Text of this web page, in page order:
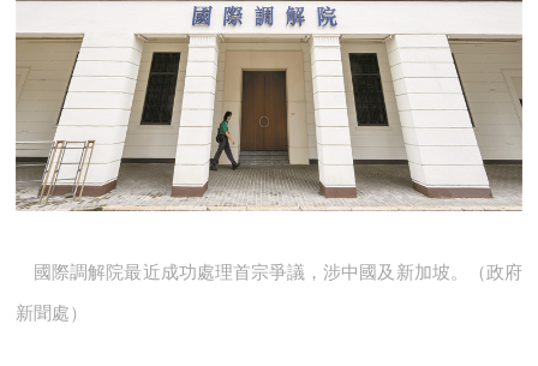
國際調解院最近成功處理首宗爭議，涉中國及新加坡。（政府
新聞處）